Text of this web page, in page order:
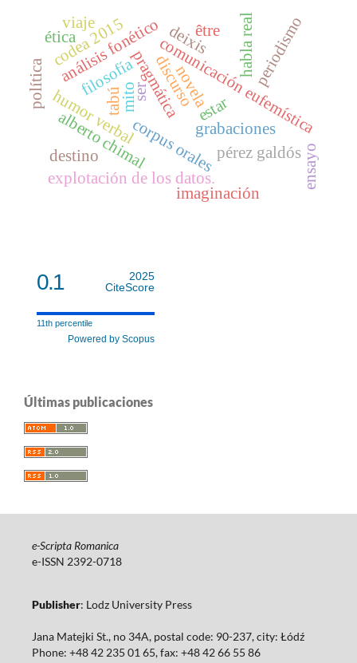
tabú
humor verbal comunicación eufemística
corpus orales
análisis fonético habla real
grabaciones
explotación de los datos.
discurso
pragmática
deixis
c
o
d
e
a
2
0
1
5
pérez galdós
novela
filosofía
viaje
alberto chimal
imaginación
mito
ensayo
ética
política periodismo
destino
ser
estar
être
0.1
2025
CiteScore
11th percentile
Powered by Scopus
Últimas publicaciones
e-Scripta Romanica
e-ISSN 2392-0718
Publisher: Lodz University Press
Jana Matejki St., no 34A, postal code: 90-237, city: Łódź
Phone: +48 42 235 01 65, fax: +48 42 66 55 86